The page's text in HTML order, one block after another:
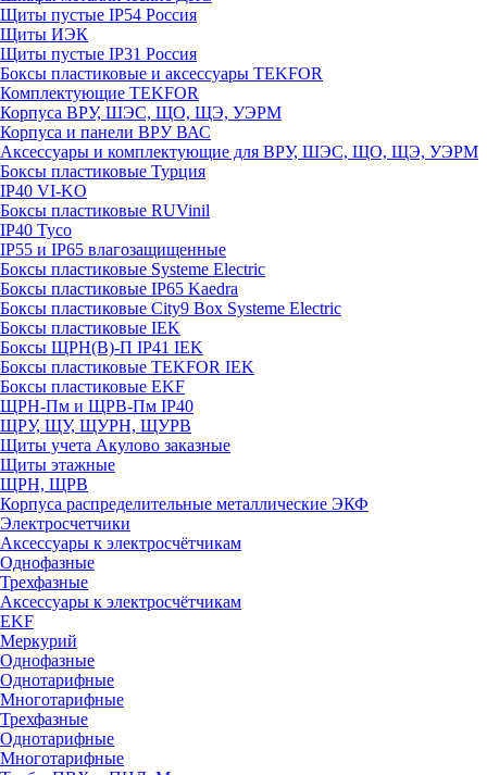
Щиты пустые IP54 Россия
Щиты ИЭК
Щиты пустые IP31 Россия
Боксы пластиковые и аксессуары TEKFOR
Комплектующие TEKFOR
Корпуса ВРУ, ШЭС, ЩО, ЩЭ, УЭРМ
Корпуса и панели ВРУ ВАС
Аксессуары и комплектующие для ВРУ, ШЭС, ЩО, ЩЭ, УЭРМ
Боксы пластиковые Турция
IP40 VI-KO
Боксы пластиковые RUVinil
IP40 Тусо
IP55 и IP65 влагозащищенные
Боксы пластиковые Systeme Electric
Боксы пластиковые IP65 Kaedra
Боксы пластиковые City9 Box Systeme Electric
Боксы пластиковые IEK
Боксы ЩРН(В)-П IP41 IEK
Боксы пластиковые TEKFOR IEK
Боксы пластиковые EKF
ЩРН-Пм и ЩРВ-Пм IP40
ЩРУ, ЩУ, ЩУРН, ЩУРВ
Щиты учета Акулово заказные
Щиты этажные
ЩРН, ЩРВ
Корпуса распределительные металлические ЭКФ
Электросчетчики
Аксессуары к электросчётчикам
Однофазные
Трехфазные
Аксессуары к электросчётчикам
EKF
Меркурий
Однофазные
Однотарифные
Многотарифные
Трехфазные
Однотарифные
Многотарифные